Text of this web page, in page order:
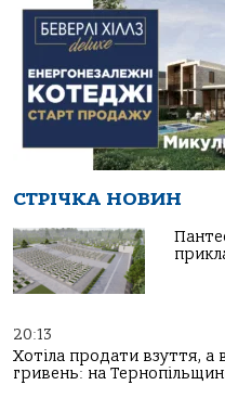
СТРІЧКА НОВИН
20:13
Хотіла продати взуття, а
гривень: на